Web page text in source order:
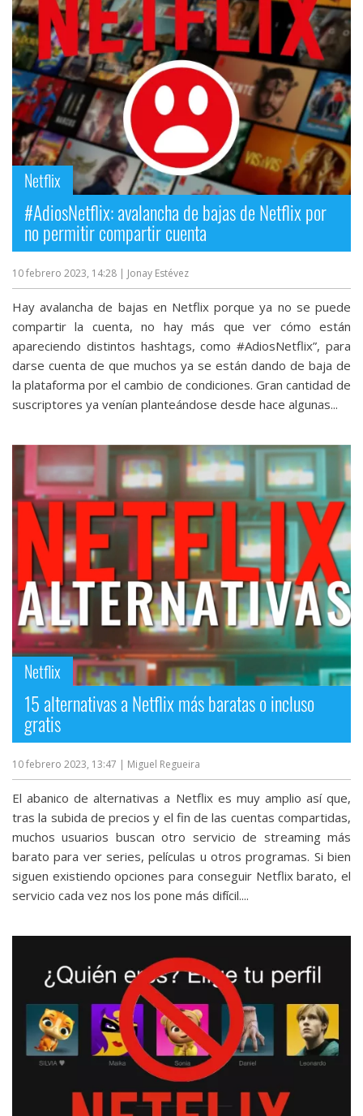
Netflix
#AdiosNetflix: avalancha de bajas de Netflix por
no permitir compartir cuenta
10 febrero 2023, 14:28 | Jonay Estévez
Hay avalancha de bajas en Netflix porque ya no se puede
compartir la cuenta, no hay más que ver cómo están
apareciendo distintos hashtags, como #AdiosNetflix”, para
darse cuenta de que muchos ya se están dando de baja de
la plataforma por el cambio de condiciones. Gran cantidad de
suscriptores ya venían planteándose desde hace algunas...
Netflix
15 alternativas a Netflix más baratas o incluso
gratis
10 febrero 2023, 13:47 | Miguel Regueira
El abanico de alternativas a Netflix es muy amplio así que,
tras la subida de precios y el fin de las cuentas compartidas,
muchos usuarios buscan otro servicio de streaming más
barato para ver series, películas u otros programas. Si bien
siguen existiendo opciones para conseguir Netflix barato, el
servicio cada vez nos los pone más difícil....